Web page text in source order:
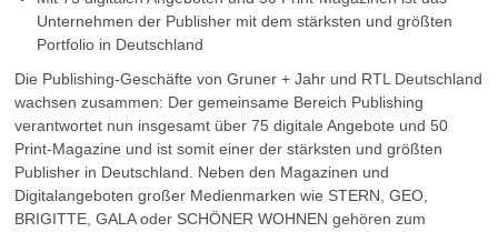
Unternehmen der Publisher mit dem stärksten und größten
Portfolio in Deutschland
Die Publishing-Geschäfte von Gruner + Jahr und RTL Deutschland
wachsen zusammen: Der gemeinsame Bereich Publishing
verantwortet nun insgesamt über 75 digitale Angebote und 50
Print-Magazine und ist somit einer der stärksten und größten
Publisher in Deutschland. Neben den Magazinen und
Digitalangeboten großer Medienmarken wie STERN, GEO,
BRIGITTE, GALA oder SCHÖNER WOHNEN gehören zum